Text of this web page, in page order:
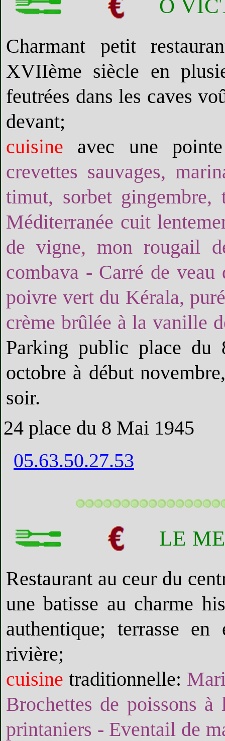
Ô
Charmant petit
XVIIème siècle en
feutrées dans les caves
devant;
cuisine avec une
crevettes sauvages,
timut, sorbet
Méditerranée cuit
de vigne, mon rougail
combava - Carré de veau
poivre vert du Kérala,
crème brûlée à la vanille
Parking public place
octobre à début
soir.
24 place du 8 Mai 1945
05.63.50.27.53
LE
Restaurant au ceur du
une batisse au charme
authentique; terrasse
rivière;
cuisine traditionnelle:
Brochettes de poissons
printaniers - Eventail de